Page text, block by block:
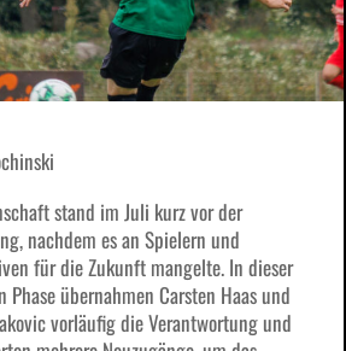
stand im Juli kurz vor der
nachdem es an Spielern und
für die Zukunft mangelte. In dieser
Phase übernahmen Carsten Haas und
vorläufig die Verantwortung und